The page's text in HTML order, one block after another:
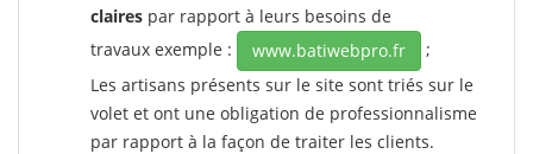
claires par rapport à leurs besoins de
travaux exemple :
www.batiwebpro.fr
;
Les artisans présents sur le site sont triés sur le
volet et ont une obligation de professionnalisme
par rapport à la façon de traiter les clients.